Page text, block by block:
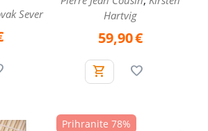
Sever
Hartvig
59,90€
Prihranite 78%